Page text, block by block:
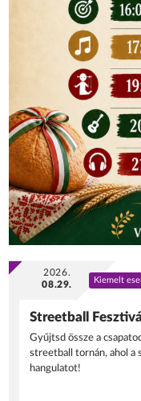
2026.
08.29.
Kiemelt
Streetball Fesztivál
Gyűjtsd össze a
streetball tornán, ahol a
hangulatot!